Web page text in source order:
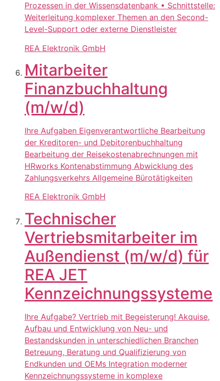
Prozessen in der Wissensdatenbank • Schnittstelle:
Weiterleitung komplexer Themen an den Second-
Level-Support oder externe Dienstleister
REA Elektronik GmbH
Mitarbeiter
Finanzbuchhaltung
(m/w/d)
Ihre Aufgaben Eigenverantwortliche Bearbeitung
der Kreditoren- und Debitorenbuchhaltung
Bearbeitung der Reisekostenabrechnungen mit
HRworks Kontenabstimmung Abwicklung des
Zahlungsverkehrs Allgemeine Bürotätigkeiten
REA Elektronik GmbH
Technischer
Vertriebsmitarbeiter im
Außendienst (m/w/d) für
REA JET
Kennzeichnungssysteme
Ihre Aufgabe? Vertrieb mit Begeisterung! Akquise,
Aufbau und Entwicklung von Neu- und
Bestandskunden in unterschiedlichen Branchen
Betreuung, Beratung und Qualifizierung von
Endkunden und OEMs Integration moderner
Kennzeichnungssysteme in komplexe